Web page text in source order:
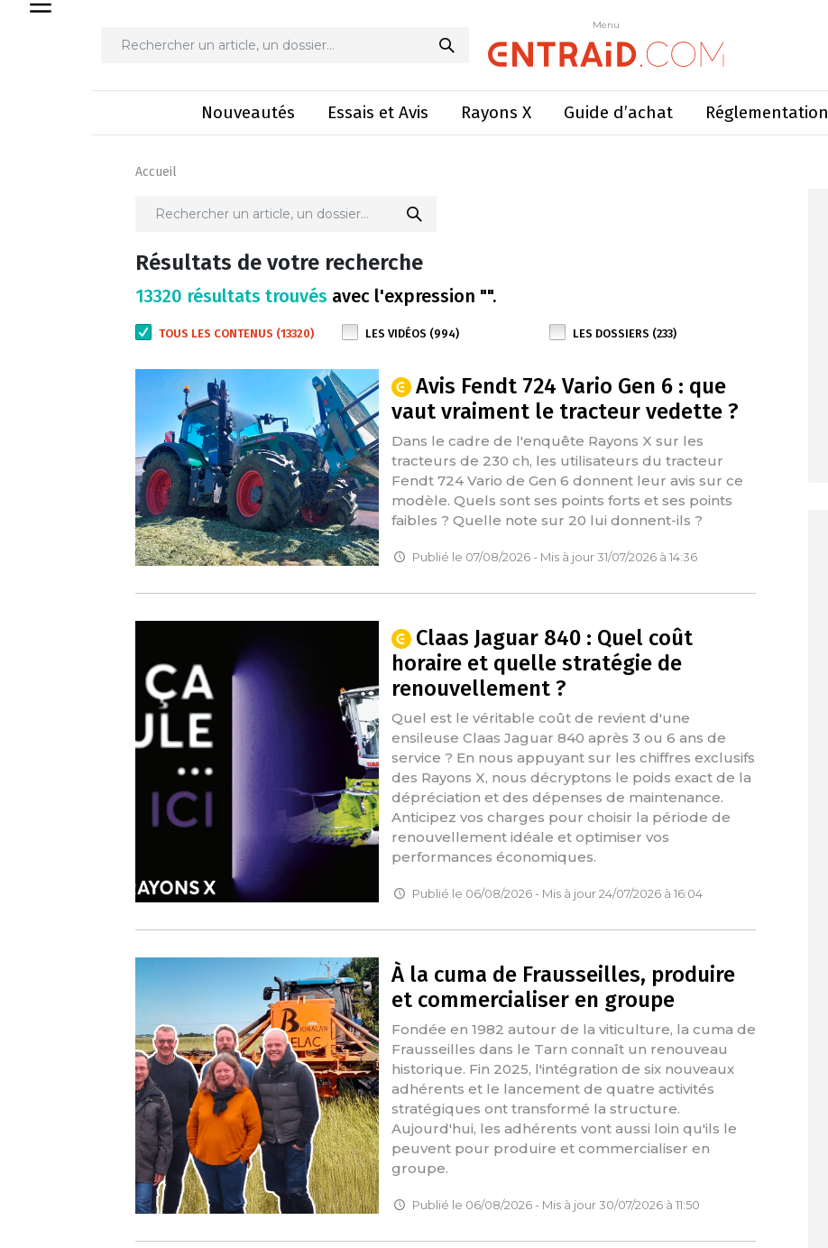
Menu
Nouveautés Essais et Avis Rayons X Guide d’achat Réglementation
Accueil
Résultats de votre recherche
13320 résultats trouvés avec l'expression "".
TOUS LES CONTENUS (13320) LES VIDÉOS (994) LES DOSSIERS (233)
Avis Fendt 724 Vario Gen 6 : que
vaut vraiment le tracteur vedette ?
Dans le cadre de l'enquête Rayons X sur les
tracteurs de 230 ch, les utilisateurs du tracteur
Fendt 724 Vario de Gen 6 donnent leur avis sur ce
modèle. Quels sont ses points forts et ses points
faibles ? Quelle note sur 20 lui donnent-ils ?
Publié le 07/08/2026 - Mis à jour 31/07/2026 à 14:36
Claas Jaguar 840 : Quel coût
horaire et quelle stratégie de
renouvellement ?
Quel est le véritable coût de revient d'une
ensileuse Claas Jaguar 840 après 3 ou 6 ans de
service ? En nous appuyant sur les chiffres exclusifs
des Rayons X, nous décryptons le poids exact de la
dépréciation et des dépenses de maintenance.
Anticipez vos charges pour choisir la période de
renouvellement idéale et optimiser vos
performances économiques.
Publié le 06/08/2026 - Mis à jour 24/07/2026 à 16:04
À la cuma de Frausseilles, produire
et commercialiser en groupe
Fondée en 1982 autour de la viticulture, la cuma de
Frausseilles dans le Tarn connaît un renouveau
historique. Fin 2025, l'intégration de six nouveaux
adhérents et le lancement de quatre activités
stratégiques ont transformé la structure.
Aujourd'hui, les adhérents vont aussi loin qu'ils le
peuvent pour produire et commercialiser en
groupe.
Publié le 06/08/2026 - Mis à jour 30/07/2026 à 11:50